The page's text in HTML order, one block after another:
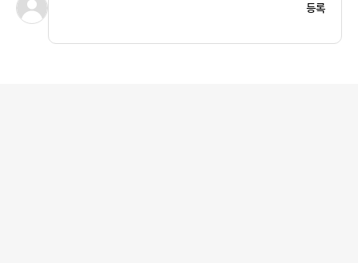
등록